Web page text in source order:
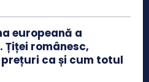
europeană a
românesc,
ca și cum totul